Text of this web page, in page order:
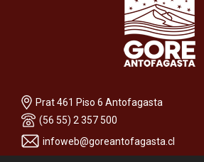
Prat 461 Piso 6 Antofagasta
(56 55) 2 357 500
infoweb@goreantofagasta.cl